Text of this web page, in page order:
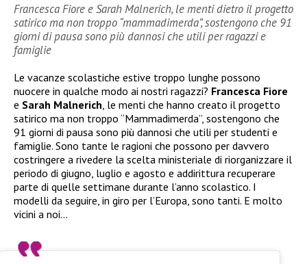
Francesca Fiore e Sarah Malnerich, le menti dietro il progetto
satirico ma non troppo “mammadimerda”, sostengono che 91
giorni di pausa sono più dannosi che utili per ragazzi e
famiglie
Le vacanze scolastiche estive troppo lunghe possono
nuocere in qualche modo ai nostri ragazzi? Francesca Fiore
e Sarah Malnerich , le menti che hanno creato il progetto
satirico ma non troppo “Mammadimerda”, sostengono che
91 giorni di pausa sono più dannosi che utili per studenti e
famiglie. Sono tante le ragioni che possono per davvero
costringere a rivedere la scelta ministeriale di riorganizzare il
periodo di giugno, luglio e agosto e addirittura recuperare
parte di quelle settimane durante l’anno scolastico. I
modelli da seguire, in giro per l’Europa, sono tanti. E molto
vicini a noi…